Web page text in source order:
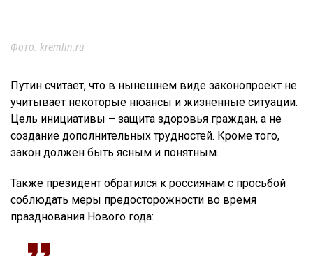
Фото: kremlin.ru
Путин считает, что в нынешнем виде законопроект не
учитывает некоторые нюансы и жизненные ситуации.
Цель инициативы – защита здоровья граждан, а не
создание дополнительных трудностей. Кроме того,
закон должен быть ясным и понятным.
Также президент обратился к россиянам с просьбой
соблюдать меры предосторожности во время
празднования Нового года: